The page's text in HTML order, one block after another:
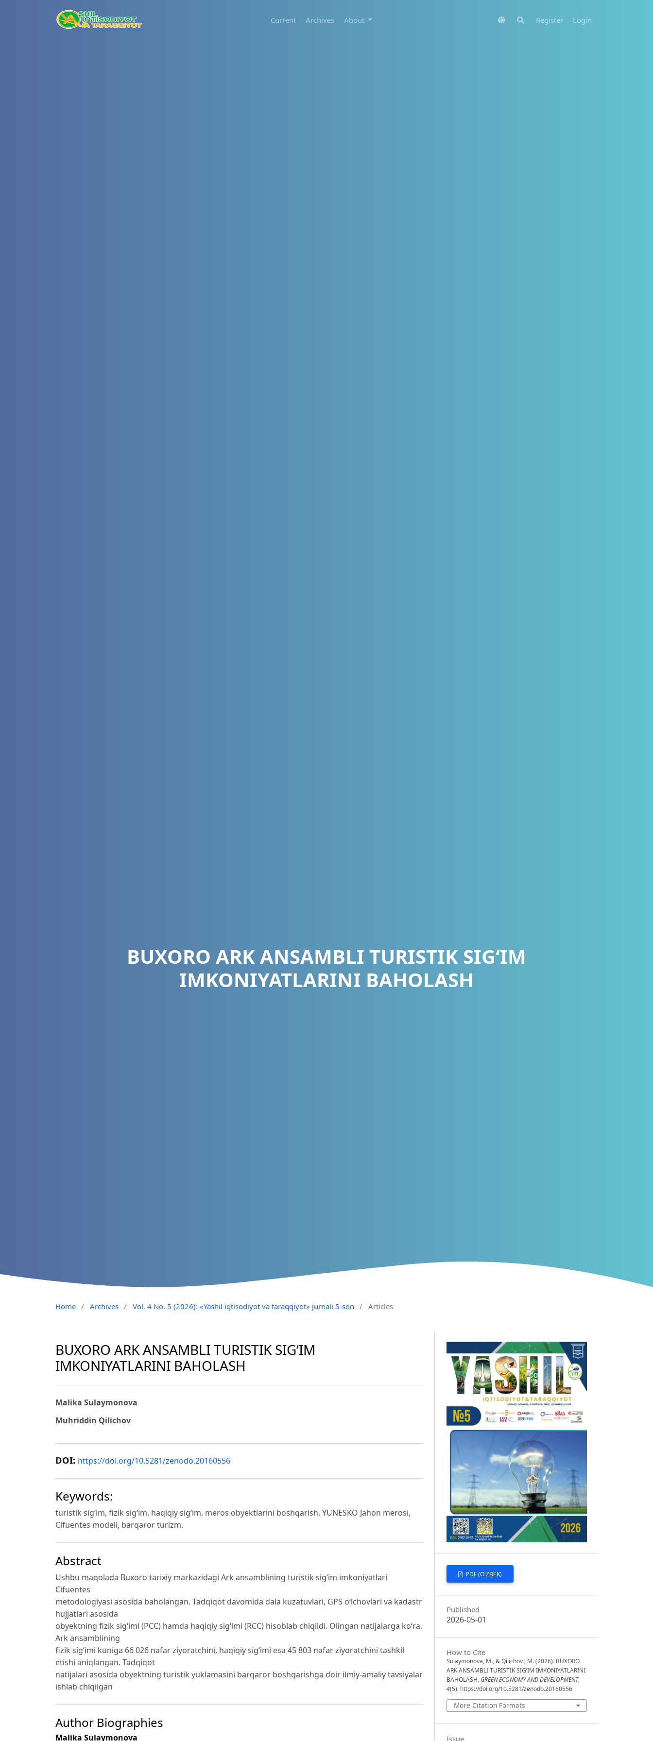
Current Archives About Register Login
BUXORO ARK ANSAMBLI TURISTIK SIG‘IM
IMKONIYATLARINI BAHOLASH
Home / Archives / Vol. 4 No. 5 (2026): «Yashil iqtisodiyot va taraqqiyot» jurnali 5-son / Articles
BUXORO ARK ANSAMBLI TURISTIK SIG‘IM
IMKONIYATLARINI BAHOLASH
Malika Sulaymonova
Muhriddin Qilichov
DOI: https://doi.org/10.5281/zenodo.20160556
Keywords:
turistik sig‘im, fizik sig‘im, haqiqiy sig‘im, meros obyektlarini boshqarish, YUNESKO Jahon merosi,
Cifuentes modeli, barqaror turizm.
Abstract
Ushbu maqolada Buxoro tarixiy markazidagi Ark ansamblining turistik sig‘im imkoniyatlari
Cifuentes
metodologiyasi asosida baholangan. Tadqiqot davomida dala kuzatuvlari, GPS o‘lchovlari va kadastr
hujjatlari asosida
obyektning fizik sig‘imi (PCC) hamda haqiqiy sig‘imi (RCC) hisoblab chiqildi. Olingan natijalarga ko‘ra,
Ark ansamblining
fizik sig‘imi kuniga 66 026 nafar ziyoratchini, haqiqiy sig‘imi esa 45 803 nafar ziyoratchini tashkil
etishi aniqlangan. Tadqiqot
natijalari asosida obyektning turistik yuklamasini barqaror boshqarishga doir ilmiy-amaliy tavsiyalar
ishlab chiqilgan
Author Biographies
Malika Sulaymonova
PDF (O'ZBEK)
Published
2026-05-01
How to Cite
Sulaymonova, M., & Qilichov , M. (2026). BUXORO
ARK ANSAMBLI TURISTIK SIG‘IM IMKONIYATLARINI
BAHOLASH. GREEN ECONOMY AND DEVELOPMENT,
4(5). https://doi.org/10.5281/zenodo.20160556
More Citation Formats
Issue